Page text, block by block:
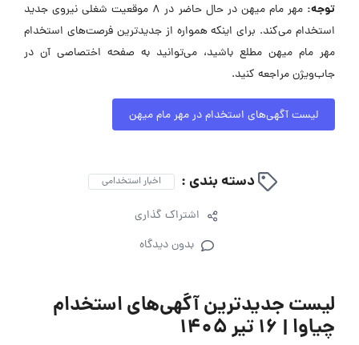
توجه:
مهر مام میهن در حال حاضر در ۸ موقعیت شغلی نیروی جدید
استخدام می‌کند. برای اینکه همواره از جدیدترین فرصت‌های استخدام
مهر مام میهن مطلع باشید، می‌توانید به صفحه اختصاصی آن در
جاب‌ویژن مراجعه کنید.
لیست آگهی‌های استخدام در مهر مام میهن
دسته بندی : اخبار استخدامی
اشتراک گذاری
بدون دیدگاه
لیست جدیدترین آگهی‌های استخدام
چیاوا | ۱۶ تیر ۱۴۰۵